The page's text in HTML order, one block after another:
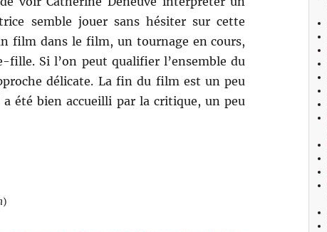
semble jouer sans hésiter sur cette
film dans le film, un tournage en cours,
Si l’on peut qualifier l’ensemble du
délicate. La fin du film est un peu
a été bien accueilli par la critique, un peu
)